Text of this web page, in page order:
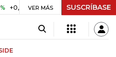
UVR $ 416,96 +$ 0,05 +0,01%
VER MÁS SUSCRÍBASE